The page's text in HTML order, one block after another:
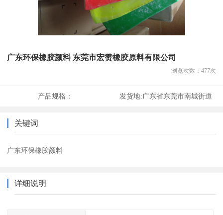
广东环保橡胶颜料 东莞市宏赞橡胶原料有限公司
浏览次数： 477次
产品规格： 发货地:广东省东莞市南城街道
关键词
广东环保橡胶颜料
详细说明